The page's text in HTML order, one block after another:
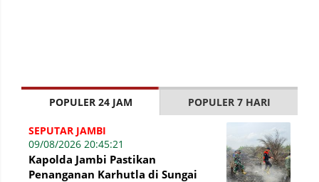
POPULER 24 JAM POPULER 7 HARI
SEPUTAR JAMBI
09/08/2026 20:45:21
Kapolda Jambi Pastikan
Penanganan Karhutla di Sungai